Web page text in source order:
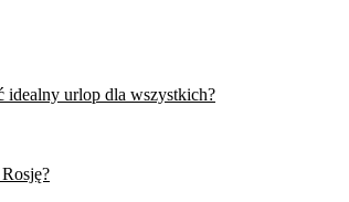
idealny urlop dla wszystkich?